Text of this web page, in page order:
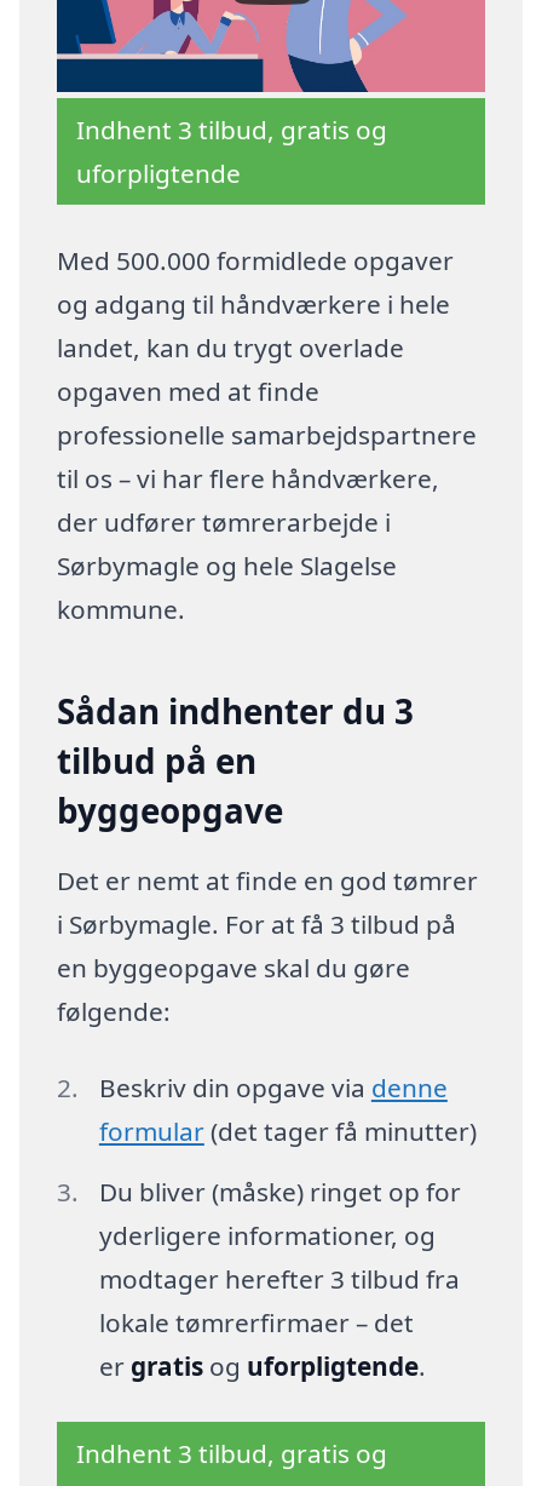
Indhent 3 tilbud, gratis og
uforpligtende
Med 500.000 formidlede opgaver
og adgang til håndværkere i hele
landet, kan du trygt overlade
opgaven med at finde
professionelle samarbejdspartnere
til os – vi har flere håndværkere,
der udfører tømrerarbejde i
Sørbymagle og hele Slagelse
kommune.
Sådan indhenter du 3
tilbud på en
byggeopgave
Det er nemt at finde en god tømrer
i Sørbymagle. For at få 3 tilbud på
en byggeopgave skal du gøre
følgende:
Beskriv din opgave via denne
formular(det tager få minutter)
Du bliver (måske) ringet op for
yderligere informationer, og
modtager herefter 3 tilbud fra
lokale tømrerfirmaer – det
er gratisog uforpligtende.
Indhent 3 tilbud, gratis og